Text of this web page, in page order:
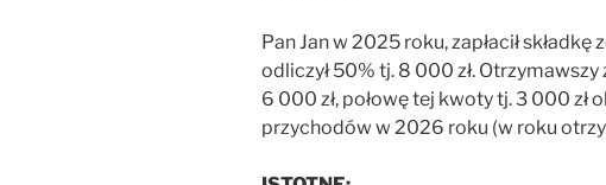
Pan Jan w 2025 roku, zapłacił
odliczył 50% tj. 8 000 zł.
6 000 zł, połowę tej kwoty tj. 3 000 zł
przychodów w 2026 roku (w roku